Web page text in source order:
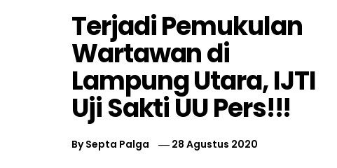
Terjadi Pemukulan
Wartawan di
Lampung Utara, IJTI
Uji Sakti UU Pers!!!
BySepta Palga 28 Agustus 2020